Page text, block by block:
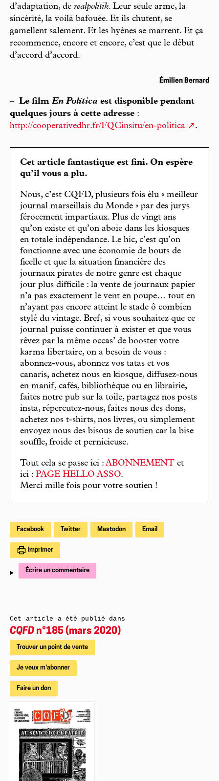
d’adaptation, de realpolitik. Leur seule arme, la
sincérité, la voilà bafouée. Et ils chutent, se
gamellent salement. Et les hyènes se marrent. Et ça
recommence, encore et encore, c’est que le début
d’accord d’accord.
Émilien Bernard
– Le film En Política est disponible pendant
quelques jours à cette adresse :
http://cooperativedhr.fr/FQCinsitu/en-politica
.
Cet article fantastique est fini. On espère
qu’il vous a plu.
Nous, c’est CQFD, plusieurs fois élu « meilleur
journal marseillais du Monde » par des jurys
férocement impartiaux. Plus de vingt ans
qu’on existe et qu’on aboie dans les kiosques
en totale indépendance. Le hic, c’est qu’on
fonctionne avec une économie de bouts de
ficelle et que la situation financière des
journaux pirates de notre genre est chaque
jour plus difficile : la vente de journaux papier
n’a pas exactement le vent en poupe… tout en
n’ayant pas encore atteint le stade ô combien
stylé du vintage. Bref, si vous souhaitez que ce
journal puisse continuer à exister et que vous
rêvez par la même occas’ de booster votre
karma libertaire, on a besoin de vous :
abonnez-vous, abonnez vos tatas et vos
canaris, achetez nous en kiosque, diffusez-nous
en manif, cafés, bibliothèque ou en librairie,
faites notre pub sur la toile, partagez nos posts
insta, répercutez-nous, faites nous des dons,
achetez nos t-shirts, nos livres, ou simplement
envoyez nous des bisous de soutien car la bise
souffle, froide et pernicieuse.
Tout cela se passe ici : ABONNEMENT et
ici : PAGE HELLO ASSO.
Merci mille fois pour votre soutien !
Facebook Twitter Mastodon Email
Imprimer
Écrire un commentaire
Cet article a été publié dans
CQFD n°185 (mars 2020)
Trouver un point de vente
Je veux m'abonner
Faire un don